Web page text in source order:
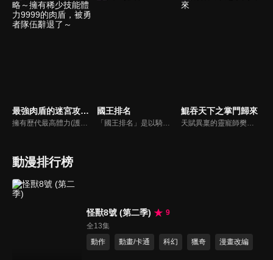
最強肉盾的迷宮攻略～擁有稀少技能體力9999的肉盾，被勇者隊伍辭退了～
擁有歷代最高體力(護盾)的肉盾,路德為了找尋奇蹟秘寶治療心愛妹妹的病一直以來不斷地攻略迷宮。不過,所屬隊伍的勇者個性蠻橫,將路德從冒險隊伍裡面辭退了。原因是路德身上有個未知技能,勇者宣稱這個技能會扯隊伍後腿,甚至還說這是一個垃圾技能...... 不過最後卻證明了那不是垃圾技能,而是一個強悍技能!憑藉著9999護盾與強悍技能於一身的最強肉盾,路德的第一章冒險故事揭幕!
國王排名
「國王排名」是以騎士數量、國民人口、城鎮發展，以及國王本人是否像勇者一樣強大，綜合以上條件來評價各國國王的排行榜。「你想要成為全世界最棒的國王？」伯斯王國的大王子波吉，天生就聽不見、話也說不好、身體孱弱得舉不起劍，即使如此，他仍然想完成與母親的約定。這樣的堅強與執著也感動了影子一族的卡克，他決定支持波吉，並成為波吉第一個朋友！
鯤吞天下之掌門歸來
天賦異稟的靈寵師樊凌霄，於甲級門派晉升賽上遭人暗算，被自己的靈鯤所吞噬。睜眼醒來卻發現自己已化身為一名叫「流鋒芒」的少年，身處白府大牢之中，其門派凌霄閣也走到了絕境。為查明靈鯤反噬真相與重振門派，樊凌霄帶着現有的幾隻靈寵，與谷靈、程曦、月彤，一起踏上了全新的冒險之旅。
動漫排行榜
怪獸8號 (第二季)
9
全13集
動作
動畫/卡通 科幻 獵奇 漫畫改編